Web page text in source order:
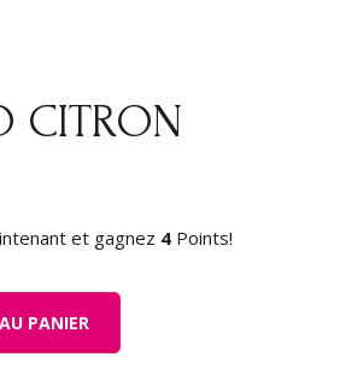
CITRON
et gagnez 4 Points!
PANIER